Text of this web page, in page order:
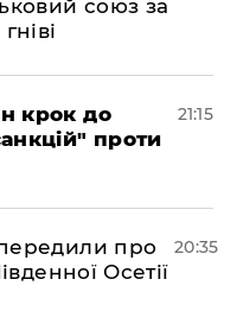
союз за
крок до
проти
21:15
про
Осетії
20:35